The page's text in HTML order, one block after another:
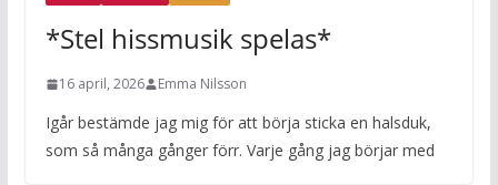
*Stel hissmusik spelas*
16 april, 2026 Emma Nilsson
Igår bestämde jag mig för att börja sticka en halsduk,
som så många gånger förr. Varje gång jag börjar med